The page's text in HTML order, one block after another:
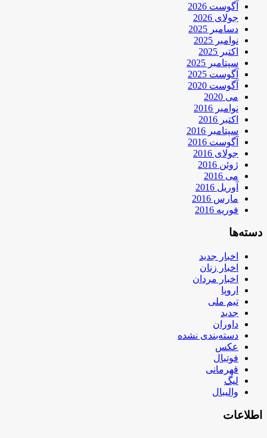
آگوست 2026
جولای 2026
دسامبر 2025
نوامبر 2025
اکتبر 2025
سپتامبر 2025
آگوست 2025
آگوست 2020
می 2020
نوامبر 2016
اکتبر 2016
سپتامبر 2016
آگوست 2016
جولای 2016
ژوئن 2016
می 2016
آوریل 2016
مارس 2016
فوریه 2016
دسته‌ها
اخبار جدید
اخبار زنان
اخبار مردان
اروپا
تیم ملی
جدید
داوران
دسته‌بندی نشده
عکس
فوتبال
قهرمانی
لیگ
والیبال
اطلاعات